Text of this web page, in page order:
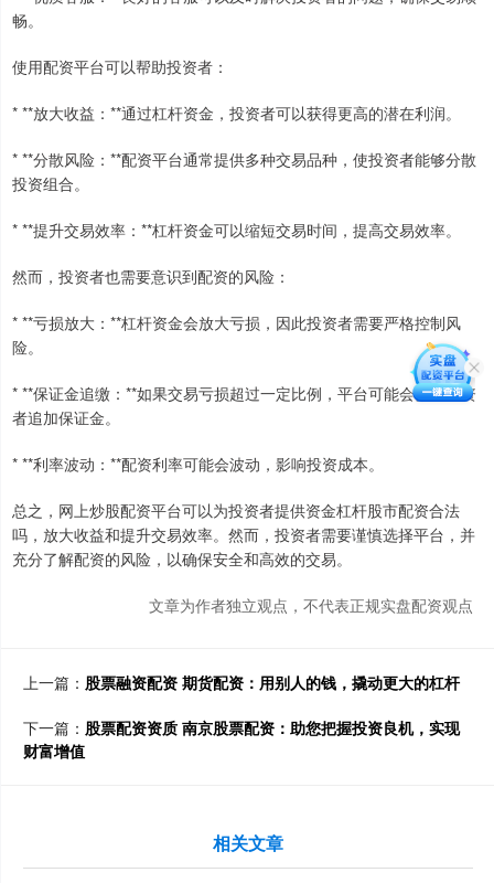
畅。
使用配资平台可以帮助投资者：
* **放大收益：**通过杠杆资金，投资者可以获得更高的潜在利润。
* **分散风险：**配资平台通常提供多种交易品种，使投资者能够分散
投资组合。
* **提升交易效率：**杠杆资金可以缩短交易时间，提高交易效率。
然而，投资者也需要意识到配资的风险：
* **亏损放大：**杠杆资金会放大亏损，因此投资者需要严格控制风
险。
* **保证金追缴：**如果交易亏损超过一定比例，平台可能会要求投资
者追加保证金。
* **利率波动：**配资利率可能会波动，影响投资成本。
总之，网上炒股配资平台可以为投资者提供资金杠杆股市配资合法
吗，放大收益和提升交易效率。然而，投资者需要谨慎选择平台，并
充分了解配资的风险，以确保安全和高效的交易。
文章为作者独立观点，不代表正规实盘配资观点
上一篇： 股票融资配资 期货配资：用别人的钱，撬动更大的杠杆
下一篇： 股票配资资质 南京股票配资：助您把握投资良机，实现
财富增值
相关文章